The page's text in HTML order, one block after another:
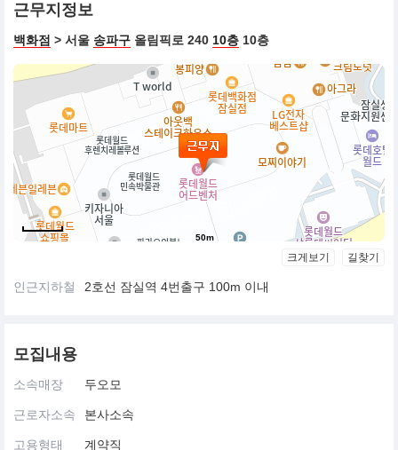
근무지정보
백화점 > 서울 송파구 올림픽로 240 10층 10층
50m
크게보기 길찾기
인근지하철 2호선 잠실역 4번출구 100m 이내
모집내용
소속매장 두오모
근로자소속 본사소속
고용형태 계약직